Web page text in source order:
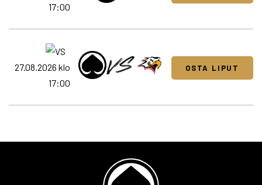
17:00
27.08.2026 klo
17:00
OSTA LIPUT